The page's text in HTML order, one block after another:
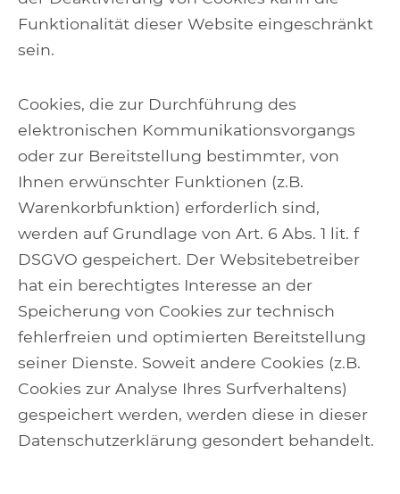
Funktionalität dieser Website eingeschränkt
sein.
Cookies, die zur Durchführung des
elektronischen Kommunikationsvorgangs
oder zur Bereitstellung bestimmter, von
Ihnen erwünschter Funktionen (z.B.
Warenkorbfunktion) erforderlich sind,
werden auf Grundlage von Art. 6 Abs. 1 lit. f
DSGVO gespeichert. Der Websitebetreiber
hat ein berechtigtes Interesse an der
Speicherung von Cookies zur technisch
fehlerfreien und optimierten Bereitstellung
seiner Dienste. Soweit andere Cookies (z.B.
Cookies zur Analyse Ihres Surfverhaltens)
gespeichert werden, werden diese in dieser
Datenschutzerklärung gesondert behandelt.